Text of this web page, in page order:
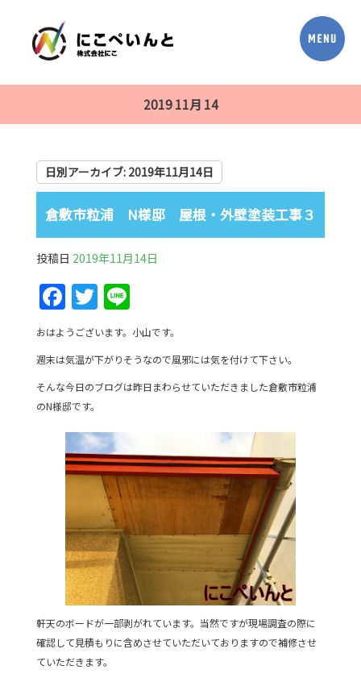
2019 11月 14
日別アーカイブ: 2019年11月14日
倉敷市粒浦 N様邸 屋根・外壁塗装工事３
投稿日 2019年11月14日
F
a
c
e
b
o
o
k
T
w
itt
er
Li
n
e
おはようございます。小山です。
週末は気温が下がりそうなので風邪には気を付けて下さい。
そんな今日のブログは昨日まわらせていただきました倉敷市粒浦
のN様邸です。
軒天のボードが一部剥がれています。当然ですが現場調査の際に
確認して見積もりに含めさせていただいておりますので補修させ
ていただきます。